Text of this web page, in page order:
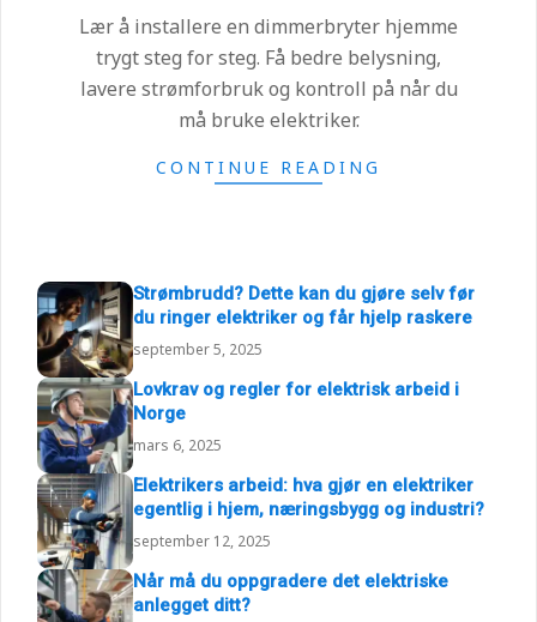
Lær å installere en dimmerbryter hjemme
trygt steg for steg. Få bedre belysning,
lavere strømforbruk og kontroll på når du
må bruke elektriker.
CONTINUE READING
Strømbrudd? Dette kan du gjøre selv før
du ringer elektriker og får hjelp raskere
september 5, 2025
Lovkrav og regler for elektrisk arbeid i
Norge
mars 6, 2025
Elektrikers arbeid: hva gjør en elektriker
egentlig i hjem, næringsbygg og industri?
september 12, 2025
Når må du oppgradere det elektriske
anlegget ditt?